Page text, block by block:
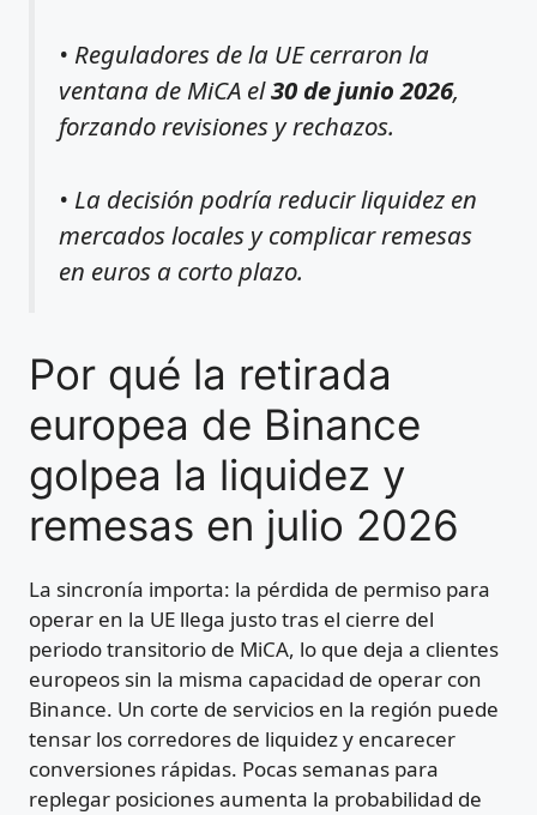
• Reguladores de la UE cerraron la
ventana de MiCA el30 de junio 2026,
forzando revisiones y rechazos.
• La decisión podría reducir liquidez en
mercados locales y complicar remesas
en euros a corto plazo.
Por qué la retirada
europea de Binance
golpea la liquidez y
remesas en julio 2026
La sincronía importa: la pérdida de permiso para
operar en la UE llega justo tras el cierre del
periodo transitorio de MiCA, lo que deja a clientes
europeos sin la misma capacidad de operar con
Binance. Un corte de servicios en la región puede
tensar los corredores de liquidez y encarecer
conversiones rápidas. Pocas semanas para
replegar posiciones aumenta la probabilidad de